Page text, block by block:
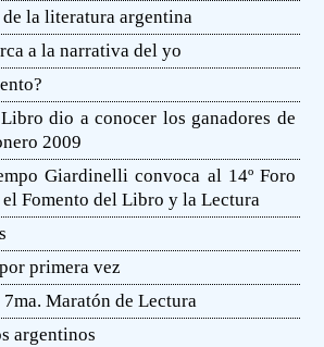
la literatura argentina
a la narrativa del yo
dio a conocer los ganadores de
2009
Giardinelli convoca al 14º Foro
Fomento del Libro y la Lectura
primera vez
7ma. Maratón de Lectura
argentinos